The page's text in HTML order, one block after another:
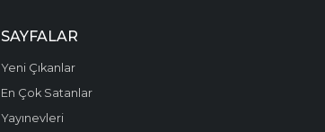
SAYFALAR
Yeni Çıkanlar
En Çok Satanlar
Yayınevleri